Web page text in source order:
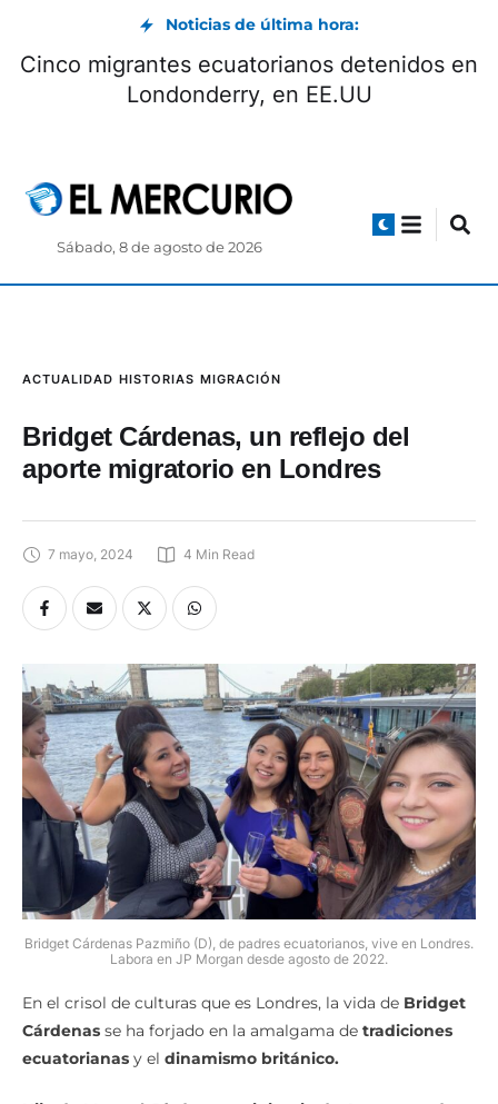
Noticias de última hora:
Ratifican sentencia contra el exagente de
policía Germán Cáceres por el femicidio de
Bridget Cárdenas, un reflejo del
7 mayo, 2024 4 Min Read
En el crisol de culturas que es Londres, la vida deBridget
Cárdenasse ha forjado en la amalgama de